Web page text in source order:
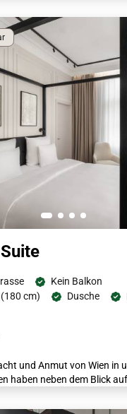
bietet ein italienisches
Böden und eine
Kein Balkon
cm)
Dusche
und Anmut von Wien in
haben neben dem Blick
Jede Suite verfügt